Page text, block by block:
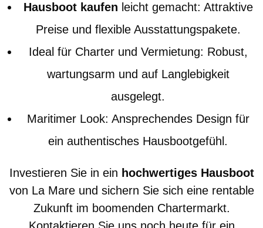
Hausboot kaufen leicht gemacht: Attraktive
Preise und flexible Ausstattungspakete.
Ideal für Charter und Vermietung: Robust,
wartungsarm und auf Langlebigkeit
ausgelegt.
Maritimer Look: Ansprechendes Design für
ein authentisches Hausbootgefühl.
Investieren Sie in ein hochwertiges Hausboot
von La Mare und sichern Sie sich eine rentable
Zukunft im boomenden Chartermarkt.